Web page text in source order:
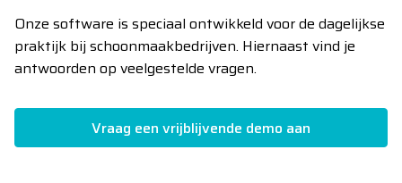
Onze software is speciaal ontwikkeld voor de dagelijkse
praktijk bij schoonmaakbedrijven. Hiernaast vind je
antwoorden op veelgestelde vragen.
Vraag een vrijblijvende demo aan